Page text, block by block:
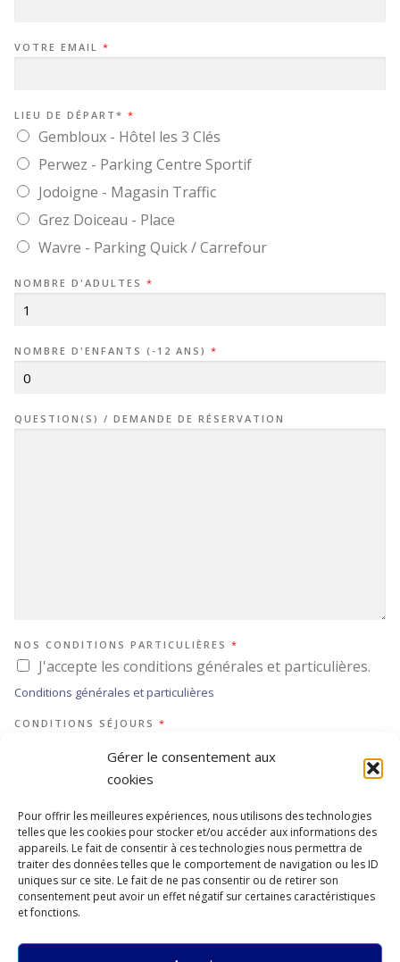
Gérer le consentement aux
cookies
Pour offrir les meilleures expériences, nous utilisons des technologies
telles que les cookies pour stocker et/ou accéder aux informations des
appareils. Le fait de consentir à ces technologies nous permettra de
traiter des données telles que le comportement de navigation ou les ID
uniques sur ce site. Le fait de ne pas consentir ou de retirer son
consentement peut avoir un effet négatif sur certaines caractéristiques
et fonctions.
VOTRE EMAIL *
LIEU DE DÉPART* *
Gembloux - Hôtel les 3 Clés
Perwez - Parking Centre Sportif
Jodoigne - Magasin Traffic
Grez Doiceau - Place
Wavre - Parking Quick / Carrefour
NOMBRE D'ADULTES *
NOMBRE D'ENFANTS (-12 ANS) *
QUESTION(S) / DEMANDE DE RÉSERVATION
NOS CONDITIONS PARTICULIÈRES *
J'accepte les conditions générales et particulières.
Conditions générales et particulières
CONDITIONS SÉJOURS *
Conditions générales de la Commission de Litiges Voyage
Formulaire d’information standard